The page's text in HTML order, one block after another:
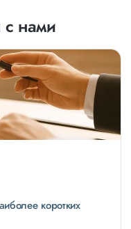
нами
коротких